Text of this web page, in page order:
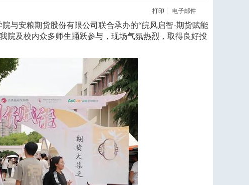
打印 电子邮件
与安粮期货股份有限公司联合承办的“皖风启智·期货赋能
院及校内众多师生踊跃参与，现场气氛热烈，取得良好投